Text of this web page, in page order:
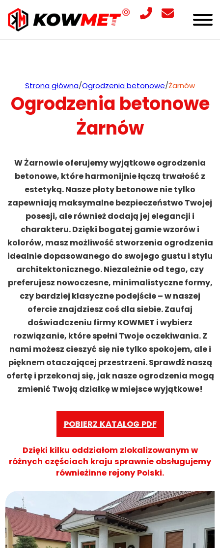
Strona główna/Ogrodzenia betonowe/Żarnów
Ogrodzenia betonowe
Żarnów
W Żarnowie oferujemy wyjątkowe ogrodzenia
betonowe, które harmonijnie łączą trwałość z
estetyką. Nasze płoty betonowe nie tylko
zapewniają maksymalne bezpieczeństwo Twojej
posesji, ale również dodają jej elegancji i
charakteru. Dzięki bogatej gamie wzorów i
kolorów, masz możliwość stworzenia ogrodzenia
idealnie dopasowanego do swojego gustu i stylu
architektonicznego. Niezależnie od tego, czy
preferujesz nowoczesne, minimalistyczne formy,
czy bardziej klasyczne podejście – w naszej
ofercie znajdziesz coś dla siebie. Zaufaj
doświadczeniu firmy KOWMET i wybierz
rozwiązanie, które spełni Twoje oczekiwania. Z
nami możesz cieszyć się nie tylko spokojem, ale i
pięknem otaczającej przestrzeni. Sprawdź naszą
ofertę i przekonaj się, jak nasze ogrodzenia mogą
zmienić Twoją działkę w miejsce wyjątkowe!
POBIERZ KATALOG PDF
Dzięki kilku oddziałom zlokalizowanym w
różnych częściach kraju sprawnie obsługujemy
równieżinne rejony Polski.